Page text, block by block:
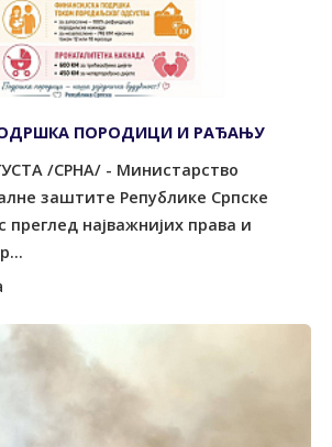
ПОРОДИЦИ И РАЂАЊУ
/СРНА/ - Министарство
заштите Републике Српске
преглед најважнијих права и